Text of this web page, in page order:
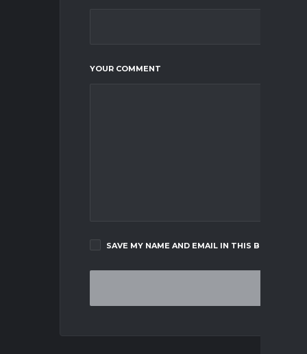
YOUR COMMENT
SAVE MY NAME AND EMAIL IN THIS BROWSER